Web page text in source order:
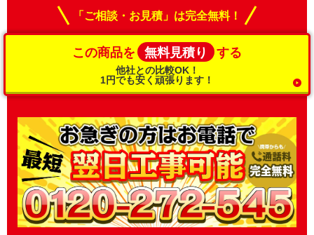
「ご相談・お見積」は完全無料！
この商品を 無料見積り する
他社との比較OK！
1円でも安く頑張ります！